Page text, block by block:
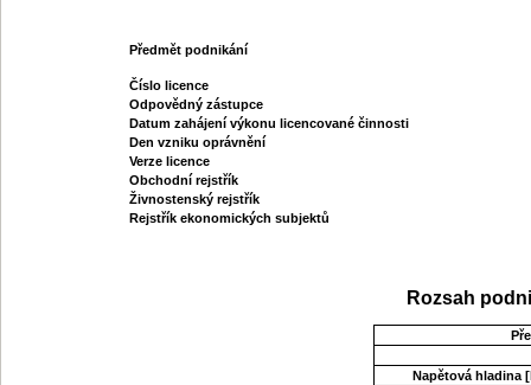
Předmět podnikání
Číslo licence
Odpovědný zástupce
Datum zahájení výkonu licencované činnosti
Den vzniku oprávnění
Verze licence
Obchodní rejstřík
Živnostenský rejstřík
Rejstřík ekonomických subjektů
Rozsah
Napětová hladina